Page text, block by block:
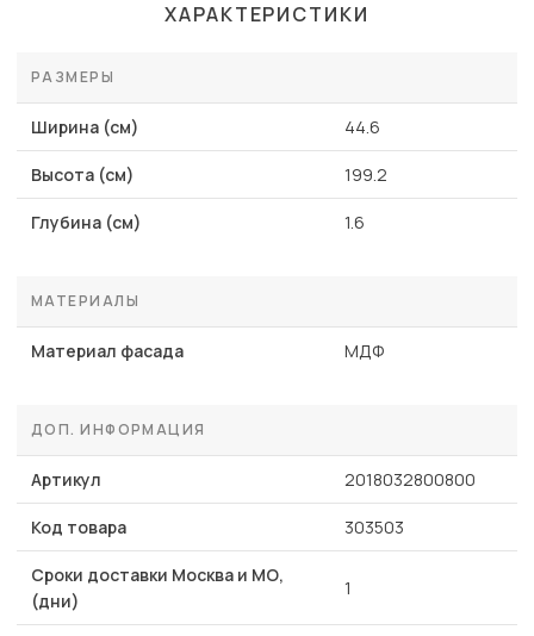
ХАРАКТЕРИСТИКИ
РАЗМЕРЫ
Ширина (см) 44.6
Высота (см) 199.2
Глубина (см) 1.6
МАТЕРИАЛЫ
Материал фасада МДФ
ДОП. ИНФОРМАЦИЯ
Артикул 2018032800800
Код товара 303503
Сроки доставки Москва и МО,
(дни)
1